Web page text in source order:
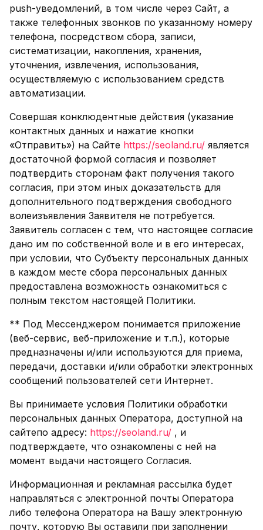
push-уведомлений, в том числе через Сайт, а
также телефонных звонков по указанному номеру
телефона, посредством сбора, записи,
систематизации, накопления, хранения,
уточнения, извлечения, использования,
осуществляемую с использованием средств
автоматизации.
Совершая конклюдентные действия (указание
контактных данных и нажатие кнопки
«Отправить») на Сайте https://seoland.ru/ является
достаточной формой согласия и позволяет
подтвердить сторонам факт получения такого
согласия, при этом иных доказательств для
дополнительного подтверждения свободного
волеизъявления Заявителя не потребуется.
Заявитель согласен с тем, что настоящее согласие
дано им по собственной воле и в его интересах,
при условии, что Субъекту персональных данных
в каждом месте сбора персональных данных
предоставлена возможность ознакомиться с
полным текстом настоящей Политики.
** Под Мессенджером понимается приложение
(веб-сервис, веб-приложение и т.п.), которые
предназначены и/или используются для приема,
передачи, доставки и/или обработки электронных
сообщений пользователей сети Интернет.
Вы принимаете условия Политики обработки
персональных данных Оператора, доступной на
сайтепо адресу: https://seoland.ru/ , и
подтверждаете, что ознакомлены с ней на
момент выдачи настоящего Согласия.
Информационная и рекламная рассылка будет
направляться с электронной почты Оператора
либо телефона Оператора на Вашу электронную
почту, которую Вы оставили при заполнении